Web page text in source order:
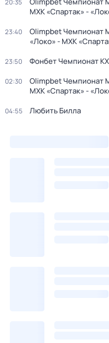
20:35
МХК «Спартак» -
23:40
Olimpbet Чемпионат
«Локо» - МХК
23:50 Фонбет Чемпионат
02:30
Olimpbet Чемпионат
МХК «Спартак» -
04:55 Любить Билла